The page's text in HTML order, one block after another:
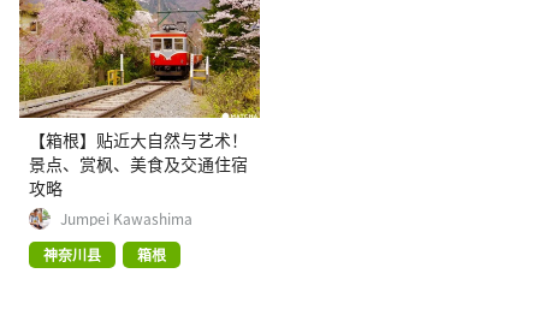
【箱根】贴近大自然与艺术！
景点、赏枫、美食及交通住宿
攻略
Jumpei Kawashima
神奈川县
箱根